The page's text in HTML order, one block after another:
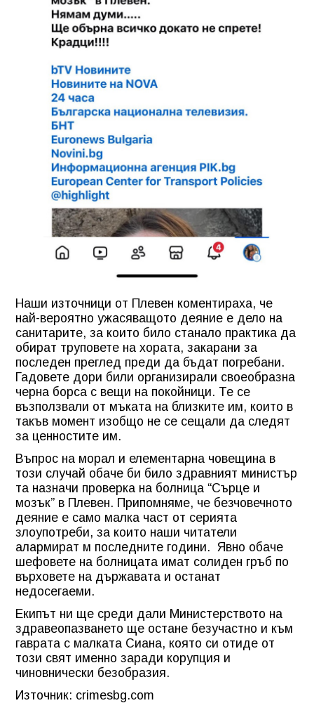
Наши източници от Плевен коментираха, че
най-вероятно ужасяващото деяние е дело на
санитарите, за които било станало практика да
обират труповете на хората, закарани за
последен преглед преди да бъдат погребани.
Гадовете дори били организирали своеобразна
черна борса с вещи на покойници. Те се
възползвали от мъката на близките им, които в
такъв момент изобщо не се сещали да следят
за ценностите им.
Въпрос на морал и елементарна човещина в
този случай обаче би било здравният министър
та назначи проверка на болница “Сърце и
мозък” в Плевен. Припомняме, че безчовечното
деяние е само малка част от серията
злоупотреби, за които наши читатели
алармират м последните години. Явно обаче
шефовете на болницата имат солиден гръб по
върховете на държавата и останат
недосегаеми.
Екипът ни ще среди дали Министерството на
здравеопазването ще остане безучастно и към
гаврата с малката Сиана, която си отиде от
този свят именно заради корупция и
чиновнически безобразия.
Източник: crimesbg.com